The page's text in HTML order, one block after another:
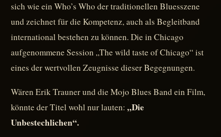
sich wie ein Who’s Who der traditionellen Bluesszene
und zeichnet für die Kompetenz, auch als Begleitband
international bestehen zu können. Die in Chicago
aufgenommene Session „The wild taste of Chicago“ ist
eines der wertvollen Zeugnisse dieser Begegnungen.
Wären Erik Trauner und die Mojo Blues Band ein Film,
könnte der Titel wohl nur lauten: „Die
Unbestechlichen“.